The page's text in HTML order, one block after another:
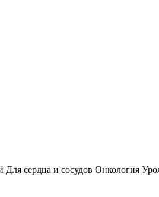
сердца и сосудов Онкология